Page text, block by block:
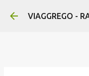
Passa
VIAGGREGO -